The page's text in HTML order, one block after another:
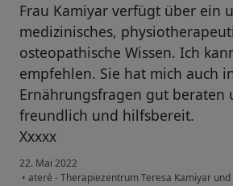
Frau Kamiyar verfügt über ein
medizinisches,
osteopathische Wissen. Ich
empfehlen. Sie hat mich auch
Ernährungsfragen gut beraten
freundlich und hilfsbereit.
Xxxxx
22. Mai 2022
• ateré - Therapiezentrum Teresa Kamiyar und